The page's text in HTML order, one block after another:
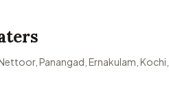
Panangad, Ernakulam,